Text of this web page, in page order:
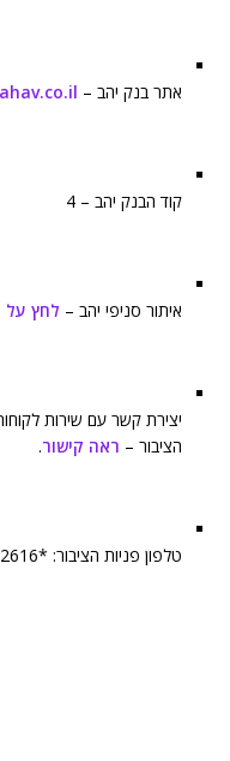
אתר בנק יהב –
קוד הבנק יהב – 4
איתור סניפי יהב – לחץ על
יצירת קשר עם שירות
הציבור – ראה קישור.
טלפון פניות הציבור: *2616, פקס: 02-5010062